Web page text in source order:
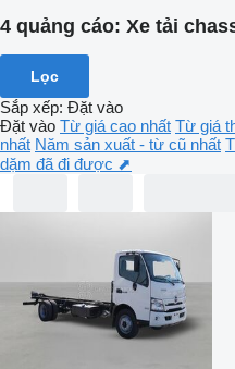
4 quảng cáo: Xe tải
Lọc
Sắp xếp: Đặt vào
Đặt vào Từ giá cao nhất Từ giá
nhất Năm sản xuất - từ cũ nhất
dặm đã đi được ⬈